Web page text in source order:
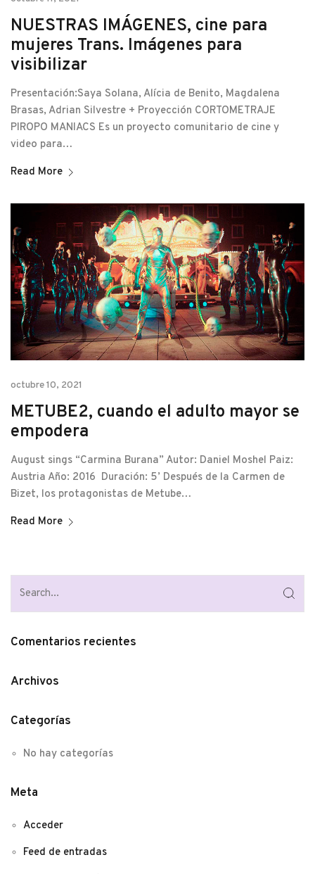
NUESTRAS IMÁGENES, cine para
mujeres Trans. Imágenes para
visibilizar
Presentación:Saya Solana, Alícia de Benito, Magdalena
Brasas, Adrian Silvestre + Proyección CORTOMETRAJE
PIROPO MANIACS Es un proyecto comunitario de cine y
video para…
Read More
octubre 10, 2021
METUBE2, cuando el adulto mayor se
empodera
August sings “Carmina Burana” Autor: Daniel Moshel Paiz:
Austria Año: 2016 Duración: 5’ Después de la Carmen de
Bizet, los protagonistas de Metube…
Read More
Comentarios recientes
Archivos
Categorías
No hay categorías
Meta
Acceder
Feed de entradas